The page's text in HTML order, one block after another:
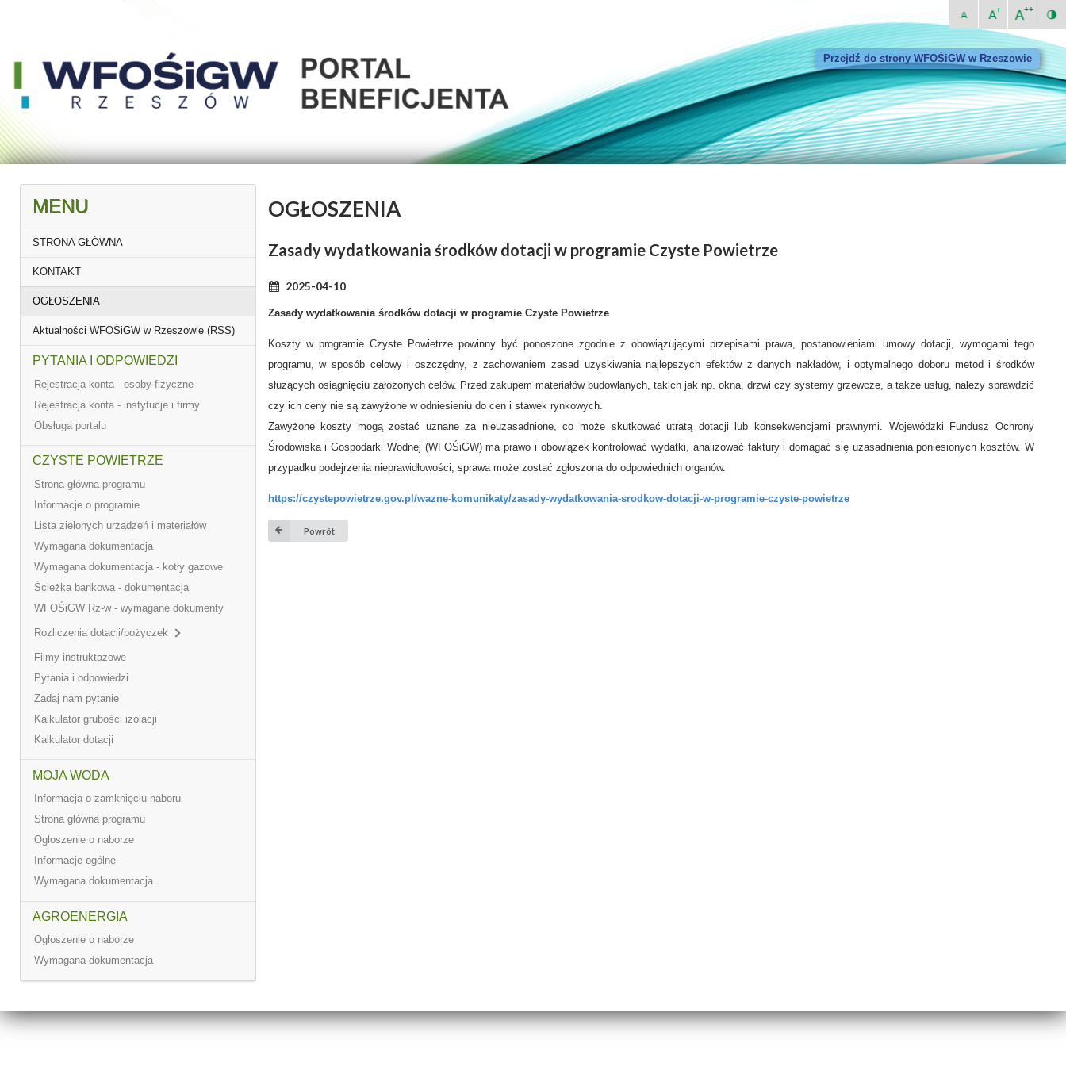
Przejdź do strony WFOŚiGW w Rzeszowie
MENU
STRONA GŁÓWNA
KONTAKT
OGŁOSZENIA
Aktualności WFOŚiGW w Rzeszowie (RSS)
PYTANIA I ODPOWIEDZI
Rejestracja konta - osoby fizyczne
Rejestracja konta - instytucje i firmy
Obsługa portalu
CZYSTE POWIETRZE
Strona główna programu
Informacje o programie
Lista zielonych urządzeń i materiałów
Wymagana dokumentacja
Wymagana dokumentacja - kotły gazowe
Ścieżka bankowa - dokumentacja
WFOŚiGW Rz-w - wymagane dokumenty
Rozliczenia dotacji/pożyczek
Filmy instruktażowe
Pytania i odpowiedzi
Zadaj nam pytanie
Kalkulator grubości izolacji
Kalkulator dotacji
MOJA WODA
Informacja o zamknięciu naboru
Strona główna programu
Ogłoszenie o naborze
Informacje ogólne
Wymagana dokumentacja
AGROENERGIA
Ogłoszenie o naborze
Wymagana dokumentacja
OGŁOSZENIA
Zasady wydatkowania środków dotacji w programie Czyste Powietrze
2025-04-10
Zasady wydatkowania środków dotacji w programie Czyste Powietrze
Koszty w programie Czyste Powietrze powinny być ponoszone zgodnie z obowiązującymi przepisami prawa, postanowieniami umowy dotacji, wymogami tego
programu, w sposób celowy i oszczędny, z zachowaniem zasad uzyskiwania najlepszych efektów z danych nakładów, i optymalnego doboru metod i środków
służących osiągnięciu założonych celów. Przed zakupem materiałów budowlanych, takich jak np. okna, drzwi czy systemy grzewcze, a także usług, należy sprawdzić
czy ich ceny nie są zawyżone w odniesieniu do cen i stawek rynkowych.
Zawyżone koszty mogą zostać uznane za nieuzasadnione, co może skutkować utratą dotacji lub konsekwencjami prawnymi. Wojewódzki Fundusz Ochrony
Środowiska i Gospodarki Wodnej (WFOŚiGW) ma prawo i obowiązek kontrolować wydatki, analizować faktury i domagać się uzasadnienia poniesionych kosztów. W
przypadku podejrzenia nieprawidłowości, sprawa może zostać zgłoszona do odpowiednich organów.
https://czystepowietrze.gov.pl/wazne-komunikaty/zasady-wydatkowania-srodkow-dotacji-w-programie-czyste-powietrze
Powrót